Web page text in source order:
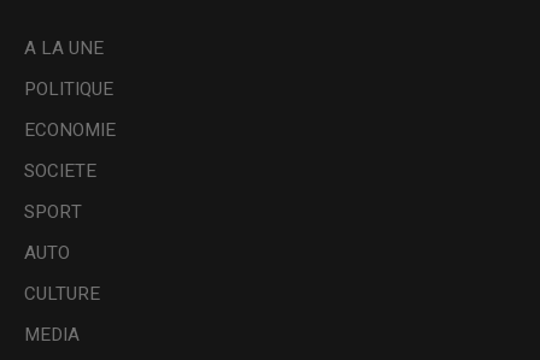
A LA UNE
POLITIQUE
ECONOMIE
SOCIETE
SPORT
AUTO
CULTURE
MEDIA